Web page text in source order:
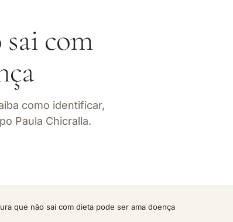
com
como identificar,
Paula Chicralla.
que não sai com dieta pode ser ama doença